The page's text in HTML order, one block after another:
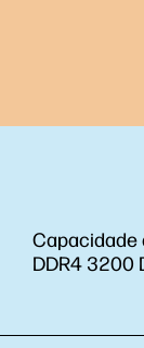
Capacidade
DDR4 3200